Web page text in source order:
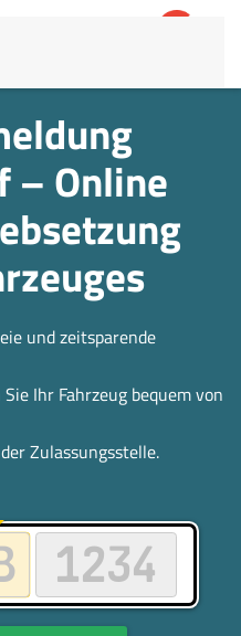
– Online
und zeitsparende
Ihr Fahrzeug bequem von
Zulassungsstelle.